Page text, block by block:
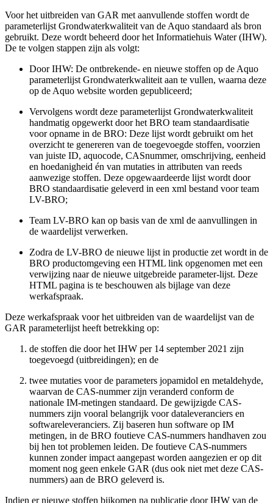
Voor het uitbreiden van GAR met aanvullende stoffen wordt de
parameterlijst Grondwaterkwaliteit van de Aquo standaard als bron
gebruikt. Deze wordt beheerd door het Informatiehuis Water (IHW).
De te volgen stappen zijn als volgt:
Door IHW: De ontbrekende- en nieuwe stoffen op de Aquo
parameterlijst Grondwaterkwaliteit aan te vullen, waarna deze
op de Aquo website worden gepubliceerd;
Vervolgens wordt deze parameterlijst Grondwaterkwaliteit
handmatig opgewerkt door het BRO team standaardisatie
voor opname in de BRO: Deze lijst wordt gebruikt om het
overzicht te genereren van de toegevoegde stoffen, voorzien
van juiste ID, aquocode, CASnummer, omschrijving, eenheid
en hoedanigheid én van mutaties in attributen van reeds
aanwezige stoffen. Deze opgewaardeerde lijst wordt door
BRO standaardisatie geleverd in een xml bestand voor team
LV-BRO;
Team LV-BRO kan op basis van de xml de aanvullingen in
de waardelijst verwerken.
Zodra de LV-BRO de nieuwe lijst in productie zet wordt in de
BRO productomgeving een HTML link opgenomen met een
verwijzing naar de nieuwe uitgebreide parameter-lijst. Deze
HTML pagina is te beschouwen als bijlage van deze
werkafspraak.
Deze werkafspraak voor het uitbreiden van de waardelijst van de
GAR parameterlijst heeft betrekking op:
de stoffen die door het IHW per 14 september 2021 zijn
toegevoegd (uitbreidingen); en de
twee mutaties voor de parameters jopamidol en metaldehyde,
waarvan de CAS-nummer zijn veranderd conform de
nationale IM-metingen standaard. De gewijzigde CAS-
nummers zijn vooral belangrijk voor dataleveranciers en
softwareleveranciers. Zij baseren hun software op IM
metingen, in de BRO foutieve CAS-nummers handhaven zou
bij hen tot problemen leiden. De foutieve CAS-nummers
kunnen zonder impact aangepast worden aangezien er op dit
moment nog geen enkele GAR (dus ook niet met deze CAS-
nummers) aan de BRO geleverd is.
Indien er nieuwe stoffen bijkomen na publicatie door IHW van de